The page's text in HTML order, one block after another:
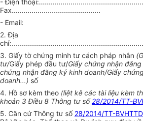
- Điện
Fax.............................................
- Email:
2. Địa
3. Giấy tờ chứng minh tư cách pháp nhân (
tư/Giấy phép đầu tư/Giấy chứng nhận
chứng nhận đăng ký kinh doanh/Giấy
doanh...) số
4. Hồ sơ kèm theo (liệt kê các tài liệu kèm
khoản 3 Điều 8 Thông tư số28/2014/TT-
5. Căn cứ Thông tư số 28/2014/TT-